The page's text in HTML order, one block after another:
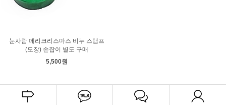
눈사람 메리크리스마스 비누 스탬프
(도장) 손잡이 별도 구매
5,500원